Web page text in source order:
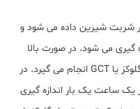
شربت شیرین داده می شود و
گیری می شود. در صورت بالا
بودن میزان قند خون بیمار، تست تحمل گلوکز یا GCT انجام می گیرد. در
یک ساعت یک بار اندازه گیری